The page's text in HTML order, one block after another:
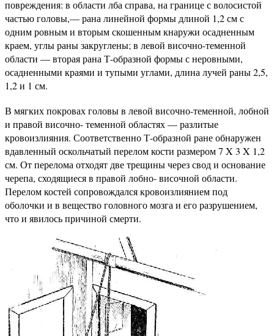
повреждения: в области лба справа, на границе с волосистой
частью головы,— рана линейной формы длиной 1,2 см с
одним ровным и вторым скошенным кнаружи осадненным
краем, углы раны закруглены; в левой височно-теменной
области — вторая рана Т-образной формы с неровными,
осадненными краями и тупыми углами, длина лучей раны 2,5,
1,2 и 1 см.
В мягких покровах головы в левой височно-теменной, лобной
и правой височно- теменной областях — разлитые
кровоизлияния. Соответственно Т-образной ране обнаружен
вдавленный оскольчатый перелом кости размером 7 X 3 X 1,2
см. От перелома отходят две трещины через свод и основание
черепа, сходящиеся в правой лобно- височной области.
Перелом костей сопровождался кровоизлиянием под
оболочки и в вещество головного мозга и его разрушением,
что и явилось причиной смерти.